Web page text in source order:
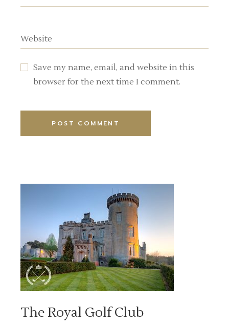
Save my name, email, and website in this
browser for the next time I comment.
POST COMMENT
The Royal Golf Club